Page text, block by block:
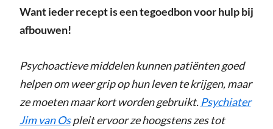
Want ieder recept is een tegoedbon voor hulp bij
afbouwen!
Psychoactieve middelen kunnen patiënten goed
helpen om weer grip op hun leven te krijgen, maar
ze moeten maar kort worden gebruikt. Psychiater
Jim van Ospleit ervoor ze hoogstens zes tot